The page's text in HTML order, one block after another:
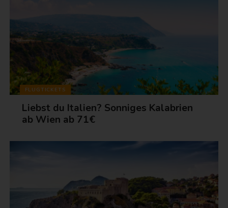
FLUGTICKETS
Liebst du Italien? Sonniges Kalabrien
ab Wien ab 71€